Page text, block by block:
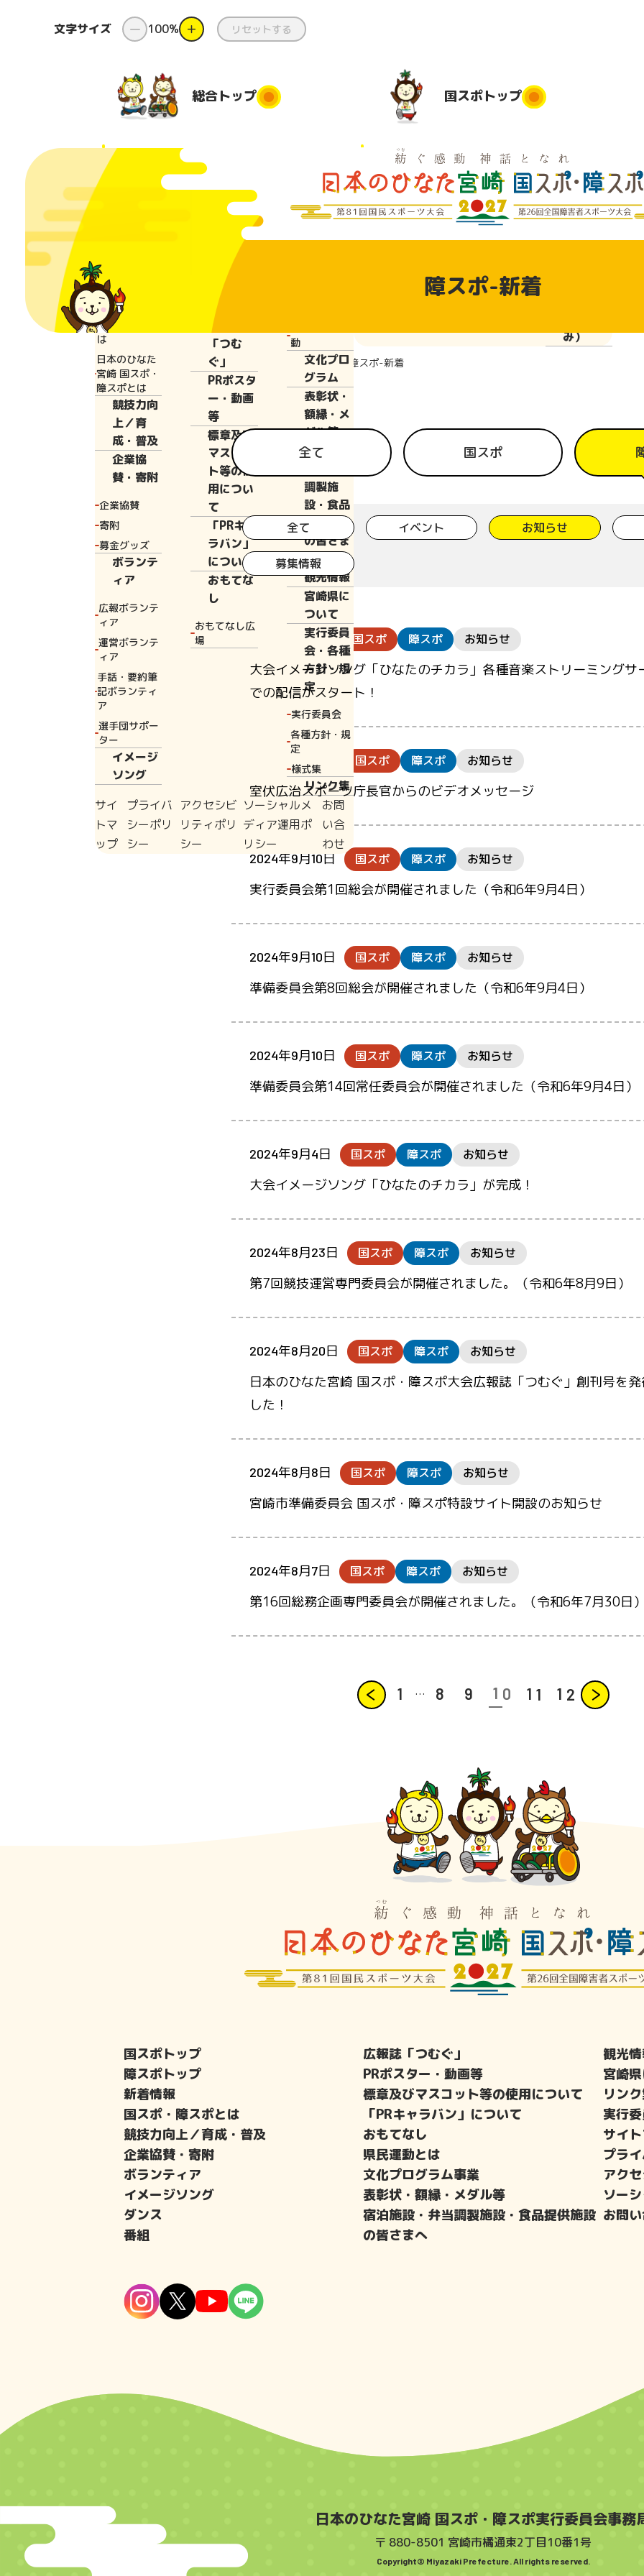
文字サイズ ー 100% ＋ リセットする
総合トップ
総合トップ
日本のふるさ
と宮崎国体と
は
日本のひなた
宮崎 国スポ・
障スポとは
競技力向
上／育
成・普及
企業協
賛・寄附
企業協賛
寄附
募金グッズ
ボランテ
ィア
広報ボランテ
ィア
運営ボランテ
ィア
手話・要約筆
記ボランティ
ア
選手団サポー
ター
イメージ
ソング
ダンス
ダンス出前授
コンテスト
番組
広報誌
「つむ
ぐ」
PRポスタ
ー・動画
等
標章及び
マスコッ
ト等の使
用につい
て
「PRキャ
ラバン」
について
おもてな
し
おもてなし広
場
動
文化プロ
グラム
表彰状・
額縁・メ
ダル等
宿泊施
調製施
設・食品
提供施設
の皆さま
へ
観光情報
宮崎県に
ついて
実行委員
会・各種
方針・規
定
実行委員会
各種方針・規
定
様式集
リンク集
サイ
トマ
ップ
プライバ
シーポリ
シー
アクセシビ
リティポリ
シー
ソーシャルメ
ディア運用ポ
リシー
お問
い合
わせ
国スポトップ
国スポトップ
競技会場
ハーサル
大会
み）
障スポ-新着
新着情報 障スポ-新着
全て 国スポ
全て イベント お知らせ
募集情報
2024年10月1日 国スポ 障スポ お知らせ
大会イメージソング「ひなたのチカラ」各種音楽ストリーミングサ
での配信がスタート！
国スポ 障スポ お知らせ
室伏広治スポーツ庁長官からのビデオメッセージ
2024年9月10日 国スポ 障スポ お知らせ
実行委員会第1回総会が開催されました（令和6年9月4日）
2024年9月10日 国スポ 障スポ お知らせ
準備委員会第8回総会が開催されました（令和6年9月4日）
2024年9月10日 国スポ 障スポ お知らせ
準備委員会第14回常任委員会が開催されました（令和6年9月4日）
2024年9月4日 国スポ 障スポ お知らせ
大会イメージソング「ひなたのチカラ」が完成！
2024年8月23日 国スポ 障スポ お知らせ
第7回競技運営専門委員会が開催されました。（令和6年8月9日）
2024年8月20日 国スポ 障スポ お知らせ
日本のひなた宮崎 国スポ・障スポ大会広報誌「つむぐ」創刊号を
した！
2024年8月8日 国スポ 障スポ お知らせ
宮崎市準備委員会 国スポ・障スポ特設サイト開設のお知らせ
2024年8月7日 国スポ 障スポ お知らせ
第16回総務企画専門委員会が開催されました。（令和6年7月30日
prev
next
1 … 8 9 1 0 1 1 1 2
国スポトップ
障スポトップ
新着情報
国スポ・障スポとは
競技力向上／育成・普及
企業協賛・寄附
ボランティア
イメージソング
ダンス
番組
広報誌「つむぐ」
PRポスター・動画等
標章及びマスコット等の使用について
「PRキャラバン」について
おもてなし
県民運動とは
文化プログラム事業
表彰状・額縁・メダル等
宿泊施設・弁当調製施設・食品提供施設
の皆さまへ
観光
宮崎
リン
実行
サイ
プラ
アク
ソー
お問
日本のひなた宮崎 国スポ・障スポ実行委員会事務
〒 880-8501 宮崎市橘通東2丁目10番1号
Copyright© Miyazaki Prefecture. All rights reserved.